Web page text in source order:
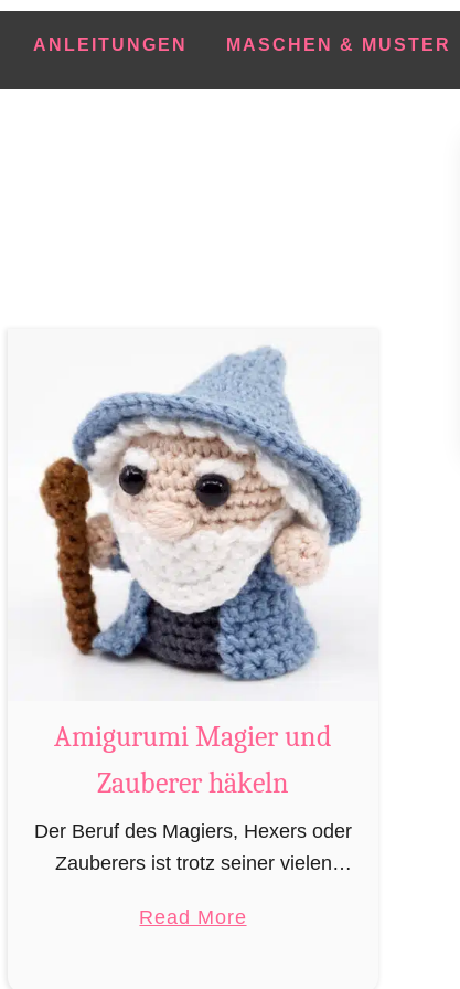
ANLEITUNGEN MASCHEN & MUSTER
Amigurumi Magier und
Zauberer häkeln
Der Beruf des Magiers, Hexers oder
Zauberers ist trotz seiner vielen
Gandalf und Merlin sehr in
Read Morea